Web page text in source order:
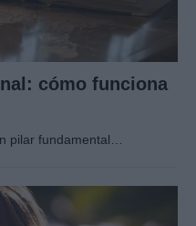
cómo funciona
pilar fundamental…